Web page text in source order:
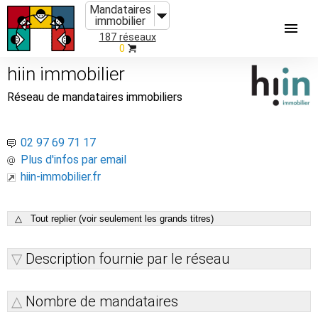
Mandataires
immobilier
187 réseaux
0
hiin immobilier
Réseau de mandataires immobiliers
02 97 69 71 17
Plus d'infos par email
hiin-immobilier.fr
△ Tout replier (voir seulement les grands titres)
Description fournie par le réseau
Nombre de mandataires